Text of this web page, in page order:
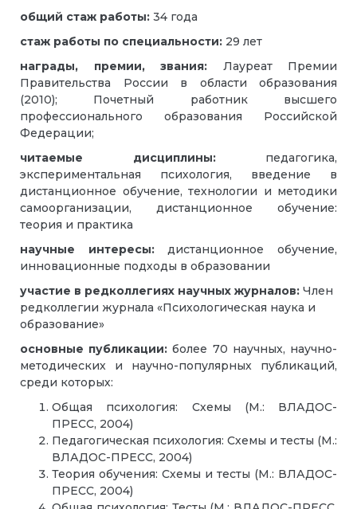
общий стаж работы: 34 года
стаж работы по специальности: 29 лет
награды, премии, звания: Лауреат Премии
Правительства России в области образования
(2010); Почетный работник высшего
профессионального образования Российской
Федерации;
читаемые дисциплины: педагогика,
экспериментальная психология, введение в
дистанционное обучение, технологии и методики
самоорганизации, дистанционное обучение:
теория и практика
научные интересы: дистанционное обучение,
инновационные подходы в образовании
участие в редколлегиях научных журналов: Член
редколлегии журнала «Психологическая наука и
образование»
основные публикации:более 70 научных, научно-
методических и научно-популярных публикаций,
среди которых:
Общая психология: Схемы (М.: ВЛАДОС-
ПРЕСС, 2004)
Педагогическая психология: Схемы и тесты (М.:
ВЛАДОС-ПРЕСС, 2004)
Теория обучения: Схемы и тесты (М.: ВЛАДОС-
ПРЕСС, 2004)